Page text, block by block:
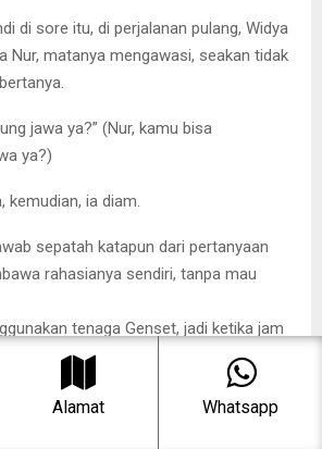
di sore itu, di perjalanan pulang, Widya
Nur, matanya mengawasi, seakan tidak
jawa ya?” (Nur, kamu bisa
ya?)
kemudian, ia diam.
sepatah katapun dari pertanyaan
rahasianya sendiri, tanpa mau
tenaga Genset, jadi ketika jam
lampu sudah mati, di ganti dengan
tidur, hanya tinggal Widya dan Ayu
progres untuk Proker esok hari.
Alamat Whatsapp